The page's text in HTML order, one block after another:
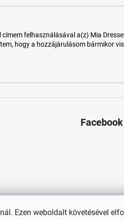
Ezen weboldalt követésével
felhasználásával a(z) Mia
hogy a hozzájárulásom bármikor
Facebook